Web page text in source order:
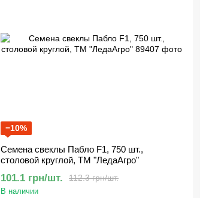
−10%
Семена свеклы Пабло F1, 750 шт.,
столовой круглой, ТМ "ЛедаАгро"
112.3 грн/шт.
101.1 грн/шт.
В наличии